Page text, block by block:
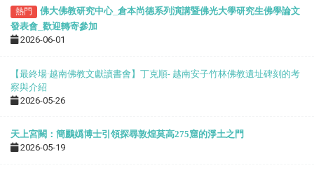
熱門 佛大佛教研究中心_倉本尚德系列演講暨佛光大學研究生佛學論文
發表會 歡迎轉寄參加
2026-06-01
【最終場·越南佛教文獻讀書會】丁克順- 越南安子竹林佛教遺址碑刻的考
察與介紹
2026-05-26
天上宮闕：簡鸝嬀博士引領探尋敦煌莫高275窟的淨土之門
2026-05-19